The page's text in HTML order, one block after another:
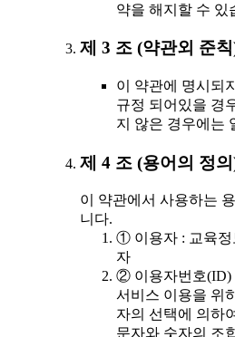
약을 해지할 수 있
제 3 조 (약관외 준
이 약관에 명시되
규정 되어있을 경
지 않은 경우에는
제 4 조 (용어의 정
이 약관에서 사용하는
니다.
① 이용자 : 교육정
자
② 이용자번호(ID)
서비스 이용을 위
자의 선택에 의하
문자와 숫자의 조